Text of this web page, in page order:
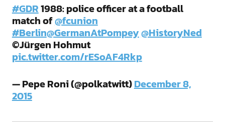
#GDR1988: police officer at a football
match of@fcunion
#Berlin@GermanAtPompey@HistoryNed
©Jürgen Hohmut
pic.twitter.com/rESoAF4Rkp
— Pepe Roni (@polkatwitt)December 8,
2015